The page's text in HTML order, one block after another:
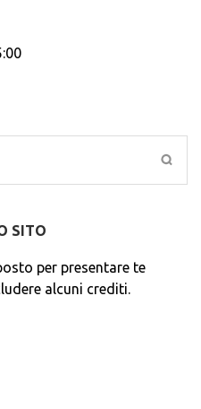
SITO
per presentare te
alcuni crediti.